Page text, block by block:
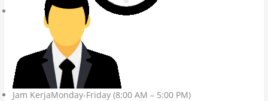
Jam KerjaMonday-Friday (8:00 AM – 5:00 PM)